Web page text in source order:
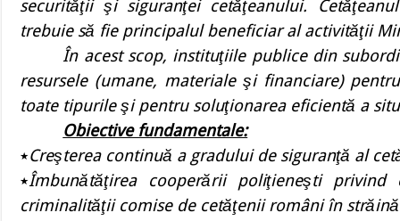
securităţii şi siguranţei cetăţeanului.
trebuie să fie principalul beneficiar al activităţii
În acest scop, instituţiile publice din
resursele (umane, materiale şi financiare)
toate tipurile şi pentru soluţionarea eficientă a
Obiective fundamentale:
٭Creşterea continuă a gradului de siguranţă al
٭Îmbunătăţirea cooperării poliţieneşti
criminalităţii comise de cetăţenii români în